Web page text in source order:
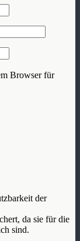
Browser für
der
da sie für die
sind.